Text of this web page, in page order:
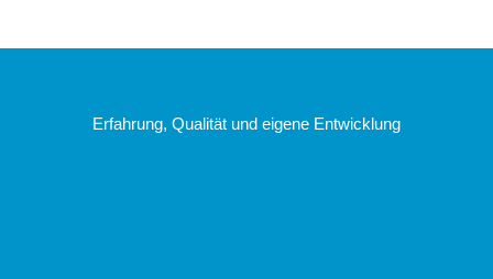
Erfahrung, Qualität und eigene Entwicklung